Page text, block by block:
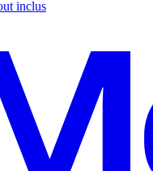
inclus